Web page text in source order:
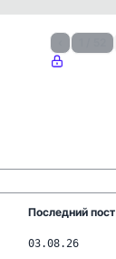
Последний пост
03.08.26